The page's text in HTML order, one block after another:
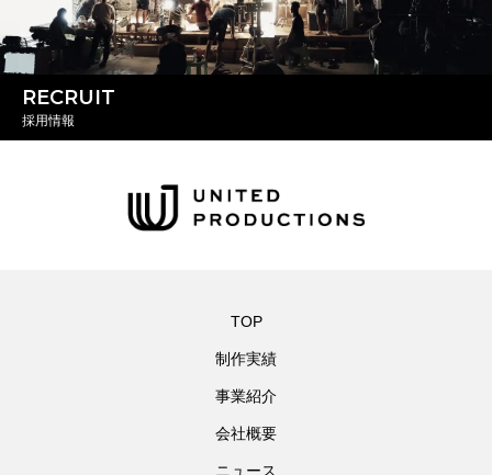
RECRUIT
採用情報
TOP
制作実績
事業紹介
会社概要
ニュース